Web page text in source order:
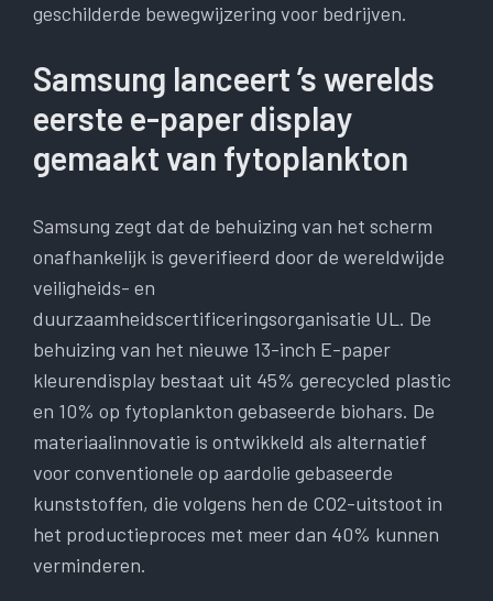
geschilderde bewegwijzering voor bedrijven.
Samsung lanceert ’s werelds
eerste e-paper display
gemaakt van fytoplankton
Samsung zegt dat de behuizing van het scherm
onafhankelijk is geverifieerd door de wereldwijde
veiligheids- en
duurzaamheidscertificeringsorganisatie UL. De
behuizing van het nieuwe 13-inch E-paper
kleurendisplay bestaat uit 45% gerecycled plastic
en 10% op fytoplankton gebaseerde biohars. De
materiaalinnovatie is ontwikkeld als alternatief
voor conventionele op aardolie gebaseerde
kunststoffen, die volgens hen de CO2-uitstoot in
het productieproces met meer dan 40% kunnen
verminderen.